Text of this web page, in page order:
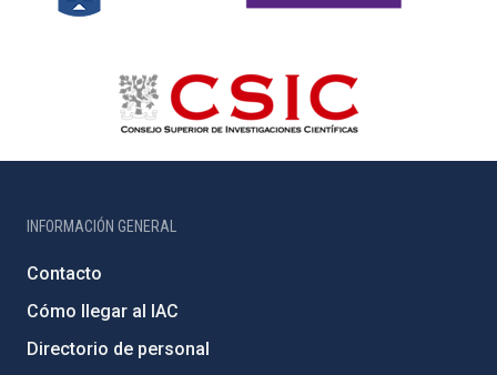
INFORMACIÓN GENERAL
Contacto
Cómo llegar al IAC
Directorio de personal